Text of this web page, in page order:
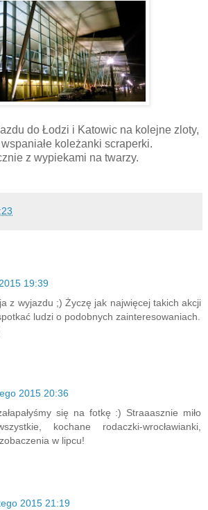
do Łodzi i Katowic na kolejne zloty,
koleżanki scraperki.
z wypiekami na twarzy.
19:39
z wyjazdu ;) Życzę jak najwięcej takich akcji
ludzi o podobnych zainteresowaniach.
2015 20:36
się na fotkę :) Straaasznie miło
kochane rodaczki-wrocławianki,
w lipcu!
2015 21:19